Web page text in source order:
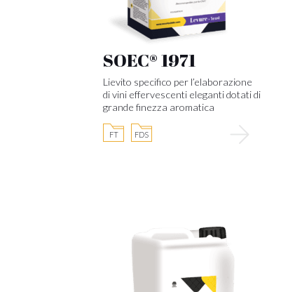
SOEC® 1971
Lievito specifico per l’elaborazione
di vini effervescenti eleganti dotati di
grande finezza aromatica
FT FDS